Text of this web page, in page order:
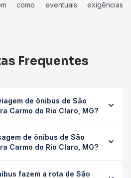
como eventuais exigências
Frequentes
de ônibus de São
Carmo do Rio Claro, MG?
leva em média 8h 45min,
a viação, o tipo de serviço
de ônibus de São
Carmo do Rio Claro, MG?
Claro, MG custa em média R$
fazem a rota de São